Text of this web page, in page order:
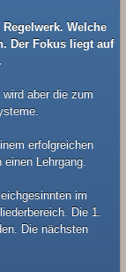
Welche
Der Fokus liegt auf
aber die zum
erfolgreichen
Lehrgang.
im
Die 1.
Die nächsten